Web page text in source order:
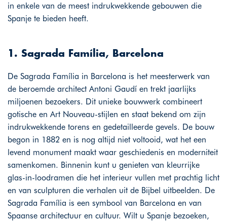
in enkele van de meest indrukwekkende gebouwen die
Spanje te bieden heeft.
1. Sagrada Família, Barcelona
De Sagrada Família in Barcelona is het meesterwerk van
de beroemde architect Antoni Gaudí en trekt jaarlijks
miljoenen bezoekers. Dit unieke bouwwerk combineert
gotische en Art Nouveau-stijlen en staat bekend om zijn
indrukwekkende torens en gedetailleerde gevels. De bouw
begon in 1882 en is nog altijd niet voltooid, wat het een
levend monument maakt waar geschiedenis en moderniteit
samenkomen. Binnenin kunt u genieten van kleurrijke
glas-in-loodramen die het interieur vullen met prachtig licht
en van sculpturen die verhalen uit de Bijbel uitbeelden. De
Sagrada Família is een symbool van Barcelona en van
Spaanse architectuur en cultuur. Wilt u Spanje bezoeken,